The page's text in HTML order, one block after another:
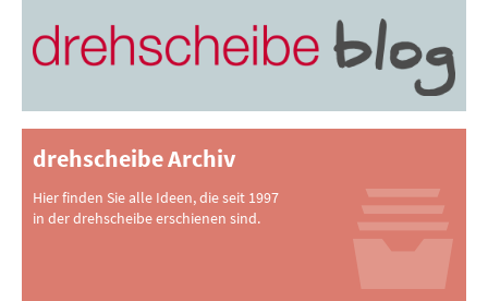
drehscheibe Archiv
Hier finden Sie alle Ideen, die seit 1997
in der drehscheibe erschienen sind.